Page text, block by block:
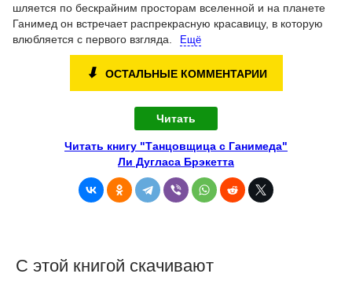
шляется по бескрайним просторам вселенной и на планете
Ганимед он встречает распрекрасную красавицу, в которую
влюбляется с первого взгляда.
Ещё
⬇ ОСТАЛЬНЫЕ КОММЕНТАРИИ
Читать
Читать книгу "Танцовщица с Ганимеда"
Ли Дугласа Брэкетта
С этой книгой скачивают